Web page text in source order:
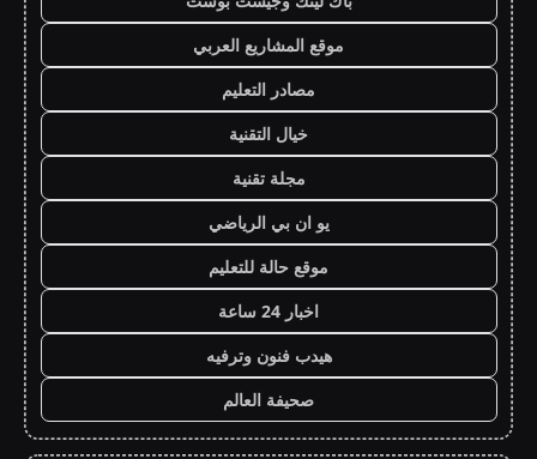
موقع المشاريع العربي
مصادر التعليم
خيال التقنية
مجلة تقنية
يو ان بي الرياضي
موقع حالة للتعليم
اخبار 24 ساعة
هيدب فنون وترفيه
صحيفة العالم